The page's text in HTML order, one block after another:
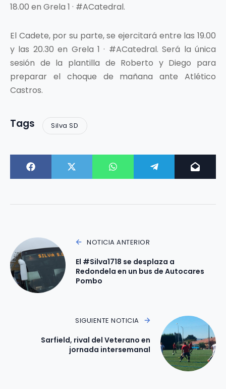
18.00 en Grela 1 · #ACatedral.
El Cadete, por su parte, se ejercitará entre las 19.00
y las 20.30 en Grela 1 · #ACatedral. Será la única
sesión de la plantilla de Roberto y Diego para
preparar el choque de mañana ante Atlético
Castros.
Tags Silva SD
NOTICIA ANTERIOR
El #Silva1718 se desplaza a
Redondela en un bus de Autocares
Pombo
SIGUIENTE NOTICIA
Sarfield, rival del Veterano en
jornada intersemanal